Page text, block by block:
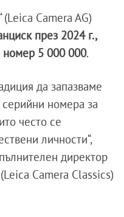
Camera AG)
през 2024 г.,
номер 5 000 000.
да запазваме
серийни номера за
често се
личности“,
директор
Camera Classics)